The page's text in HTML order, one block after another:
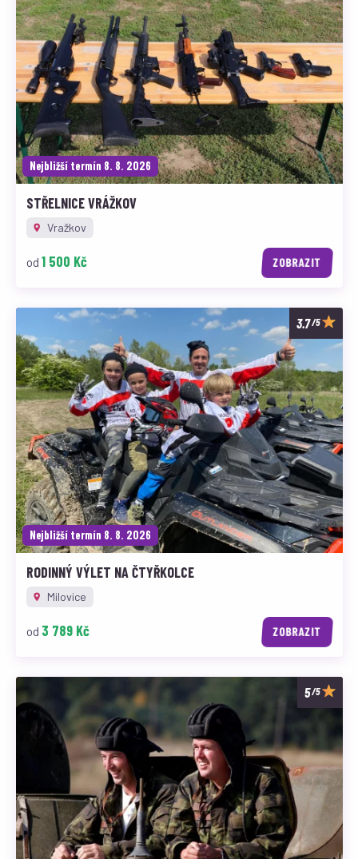
Nejbližší termín 8. 8. 2026
STŘELNICE VRÁŽKOV
Vražkov
od 1 500 Kč ZOBRAZIT
/5
Nejbližší termín 8. 8. 2026
RODINNÝ VÝLET NA ČTYŘKOLCE
Milovice
od 3 789 Kč ZOBRAZIT
/5